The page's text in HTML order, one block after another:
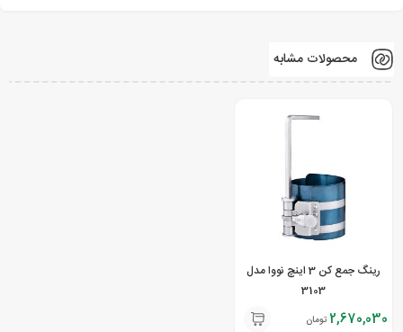
محصولات مشابه
رینگ جمع کن 3 اینچ نووا مدل
3103
2,670,030 تومان